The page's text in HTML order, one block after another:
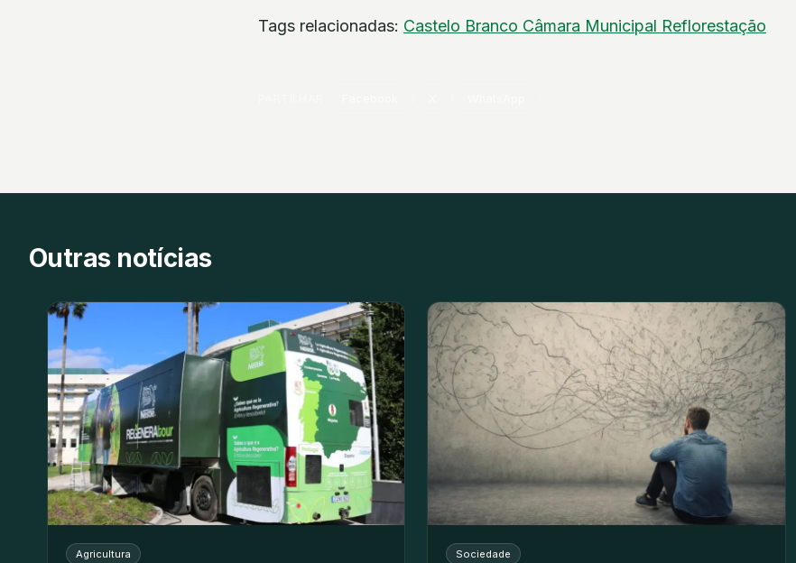
Tags relacionadas: Castelo Branco Câmara Municipal Reflorestação
Outras notícias
Agricultura Sociedade